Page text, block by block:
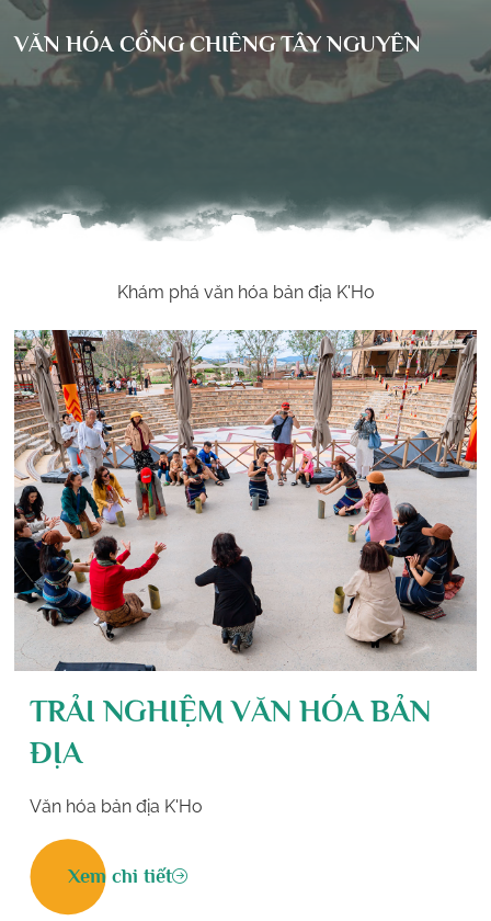
VĂN HÓA CỒNG CHIÊNG TÂY NGUYÊN
Khám phá văn hóa bản địa K'Ho
TRẢI NGHIỆM VĂN HÓA BẢN
ĐỊA
Văn hóa bản địa K'Ho
Xem chi tiết